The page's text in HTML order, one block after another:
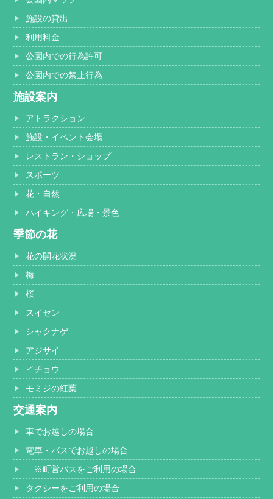
施設の貸出
利用料金
公園内での行為許可
公園内での禁止行為
施設案内
アトラクション
施設・イベント会場
レストラン・ショップ
スポーツ
花・自然
ハイキング・広場・景色
季節の花
花の開花状況
梅
桜
スイセン
シャクナゲ
アジサイ
イチョウ
モミジの紅葉
交通案内
車でお越しの場合
電車・バスでお越しの場合
※町営バスをご利用の場合
タクシーをご利用の場合